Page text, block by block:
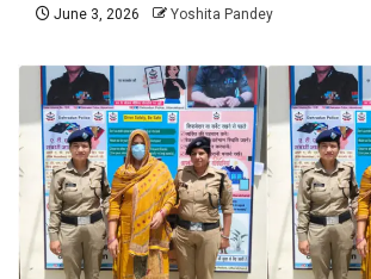
June 3, 2026 Yoshita Pandey